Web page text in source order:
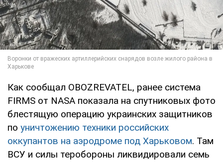
Как сообщал OBOZREVATEL, ранее система
FIRMS от NASA показала на спутниковых фото
блестящую операцию украинских защитников
по уничтожению техники российских
оккупантов на аэродроме под Харьковом. Там
ВСУ и силы теробороны ликвидировали семь